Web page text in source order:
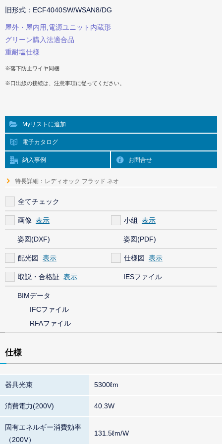
旧形式：ECF4040SW/WSAN8/DG
屋外・屋内用,電源ユニット内蔵形
グリーン購入法適合品
重耐塩仕様
※落下防止ワイヤ同梱
※口出線の接続は、注意事項に従ってください。
Myリストに追加
電子カタログ
納入事例 お問合せ
特長詳細：レディオック フラッド ネオ
全てチェック
画像 小組
姿図(DXF) 姿図(PDF)
配光図 仕様図
取説・合格証 IESファイル
BIMデータ
IFCファイル
RFAファイル
仕様
器具光束 5300ℓm
消費電力(200V) 40.3W
固有エネルギー消費効率
（200V）
131.5ℓm/W